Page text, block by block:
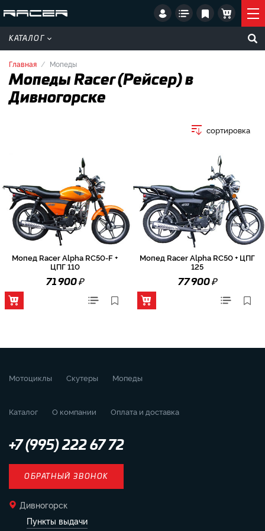
КАТАЛОГ
Главная Мопеды
Мопеды Racer (Рейсер) в
Дивногорске
сортировка
Мопед Racer Alpha RC50-F +
ЦПГ 110
71 900₽
Мопед Racer Alpha RC50 + ЦПГ
125
77 900₽
Мотоциклы Скутеры Мопеды
Каталог О компании Оплата и доставка
+7 (995) 222 67 72
ОБРАТНЫЙ ЗВОНОК
Дивногорск
Пункты выдачи